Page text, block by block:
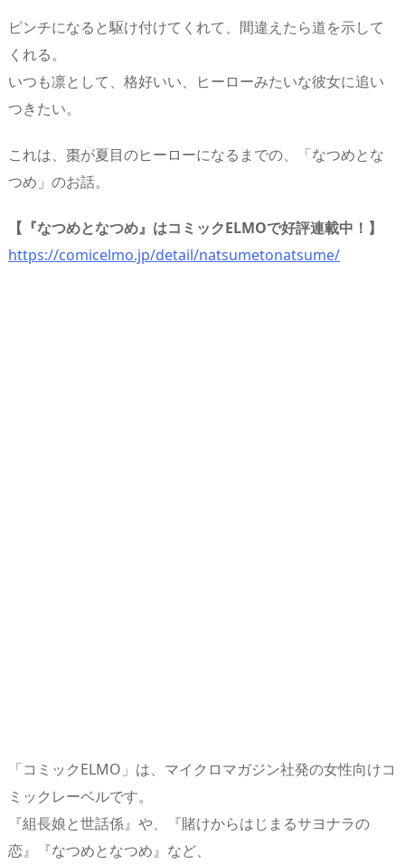
ピンチになると駆け付けてくれて、間違えたら道を示して
くれる。
いつも凛として、格好いい、ヒーローみたいな彼女に追い
つきたい。
これは、棗が夏目のヒーローになるまでの、「なつめとな
つめ」のお話。
【『なつめとなつめ』はコミックELMOで好評連載中！】
https://comicelmo.jp/detail/natsumetonatsume/
「コミックELMO」は、マイクロマガジン社発の女性向けコ
ミックレーベルです。
『組長娘と世話係』や、『賭けからはじまるサヨナラの
恋』『なつめとなつめ』など、